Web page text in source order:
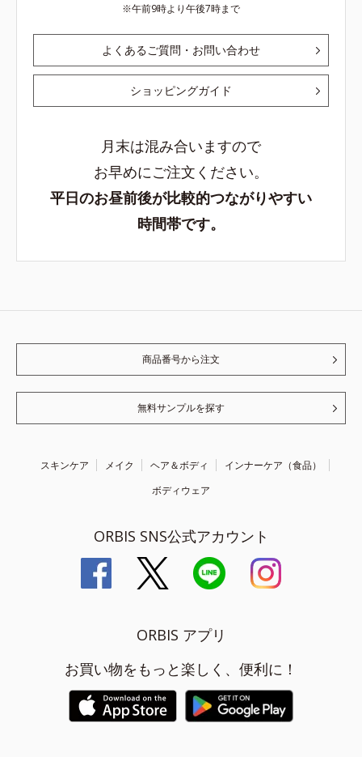
午前9時より午後7時まで
よくあるご質問・お問い合わせ
ショッピングガイド
月末は混み合いますので
お早めにご注文ください。
平日のお昼前後が比較的つながりやすい
時間帯です。
商品番号から注文
無料サンプルを探す
スキンケア メイク ヘア＆ボディ
インナーケア（食品）
ボディウェア
ORBIS SNS公式アカウント
ORBIS アプリ
お買い物をもっと楽しく、便利に！